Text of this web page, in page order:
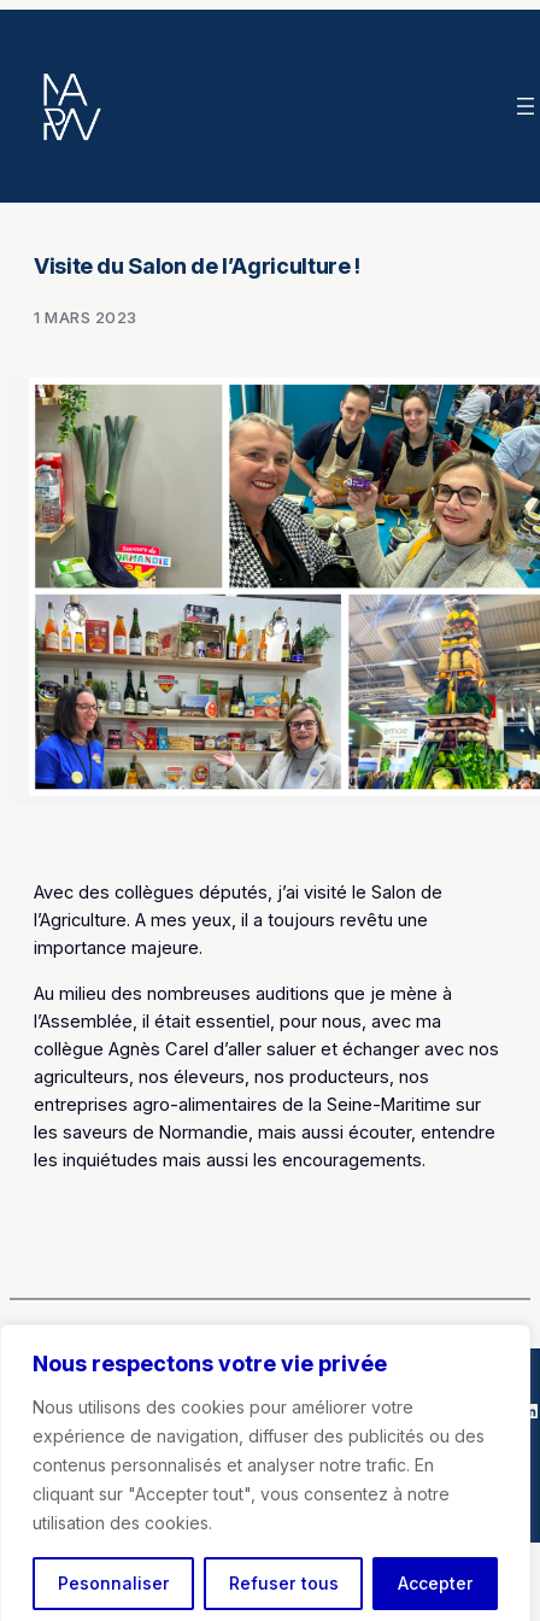
Nous respectons votre vie privée
Nous utilisons des cookies pour améliorer votre
expérience de navigation, diffuser des publicités ou des
contenus personnalisés et analyser notre trafic. En
cliquant sur "Accepter tout", vous consentez à notre
utilisation des cookies.
Pesonnaliser Refuser tous Accepter
contenu
Visite du Salon de l’Agriculture !
1 MARS 2023
Avec des collègues députés, j’ai visité le Salon de
l’Agriculture. A mes yeux, il a toujours revêtu une
importance majeure.
Au milieu des nombreuses auditions que je mène à
l’Assemblée, il était essentiel, pour nous, avec ma
collègue Agnès Carel d’aller saluer et échanger avec nos
agriculteurs, nos éleveurs, nos producteurs, nos
entreprises agro-alimentaires de la Seine-Maritime sur
les saveurs de Normandie, mais aussi écouter, entendre
les inquiétudes mais aussi les encouragements.
Marie-Agnès Poussier-Winsback
Mentions légales